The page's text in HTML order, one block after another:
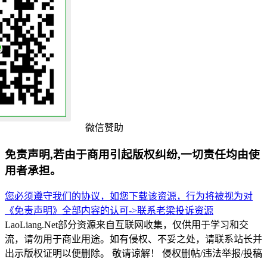
微信赞助
免责声明,若由于商用引起版权纠纷,一切责任均由使
用者承担。
您必须遵守我们的协议，如您下载该资源，行为将被视为对
《免责声明》全部内容的认可->联系老梁投诉资源
LaoLiang.Net部分资源来自互联网收集，仅供用于学习和交
流，请勿用于商业用途。如有侵权、不妥之处，请联系站长并
出示版权证明以便删除。 敬请谅解！ 侵权删帖/违法举报/投稿